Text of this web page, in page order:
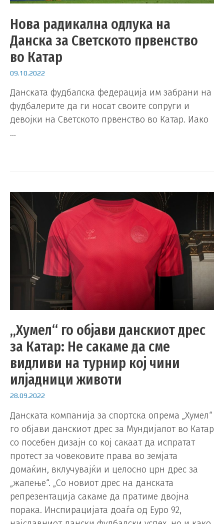
Нова радикална одлука на
Данска за Светското првенство
во Катар
09.10.2022
Данската фудбалска федерација им забрани на
фудбалерите да ги носат своите сопруги и
девојки на Светското првенство во Катар. Иако
…
„Хумел“ го објави данскиот дрес
за Катар: Не сакаме да сме
видливи на турнир кој чини
илјадници животи
28.09.2022
Данската компанија за спортска опрема „Хумел“
го објави данскиот дрес за Мундијалот во Катар
со посебен дизајн со кој сакаат да испратат
протест за човековите права во земјата
домаќин, вклучувајќи и целосно црн дрес за
„жалење“. „Со новиот дрес на данската
репрезентација сакаме да пратиме двојна
порака. Инспирацијата доаѓа од Еуро 92,